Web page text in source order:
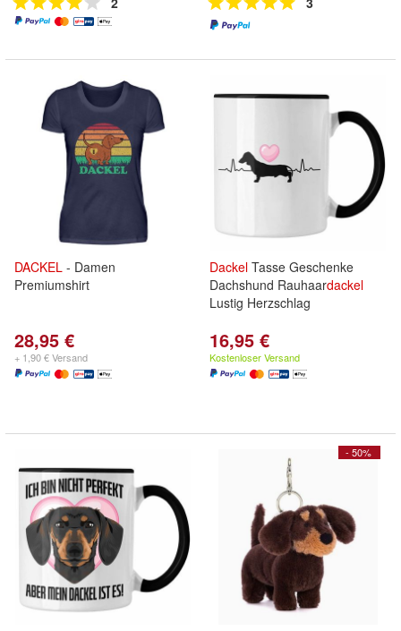
DACKEL - Damen
Premiumshirt
28,95 €
+ 1,90 € Versand
Dackel Tasse Geschenke
Dachshund Rauhaardackel
Lustig Herzschlag
16,95 €
Kostenloser Versand
- 50%